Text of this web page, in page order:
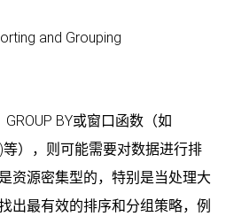
and Grouping
BY或窗口函数（如
等），则可能需要对数据进行排
资源密集型的，特别是当处理大
出最有效的排序和分组策略，例